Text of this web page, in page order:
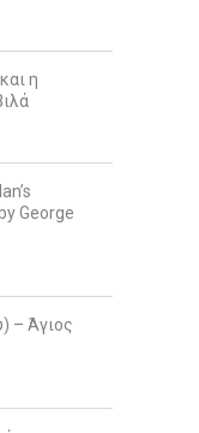
η
George
– Άγιος